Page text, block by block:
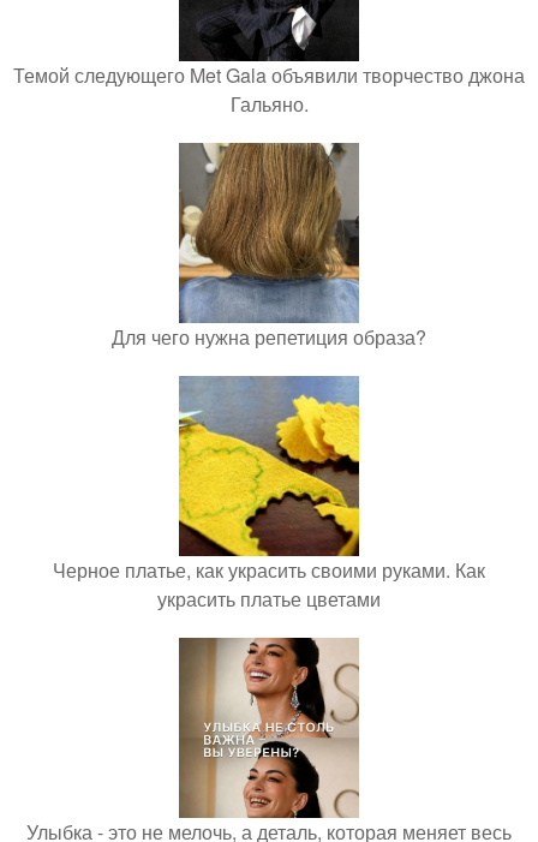
Темой следующего Met Gala объявили творчество джона
Гальяно.
Для чего нужна репетиция образа?
Черное платье, как украсить своими руками. Как
украсить платье цветами
Улыбка - это не мелочь, а деталь, которая меняет весь